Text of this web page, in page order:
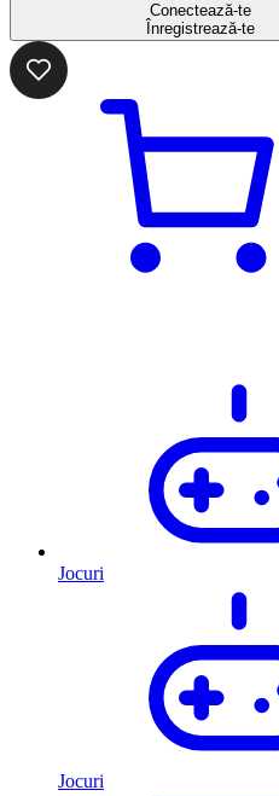
Conectează-te
Înregistrează-te
Jocuri
Jocuri